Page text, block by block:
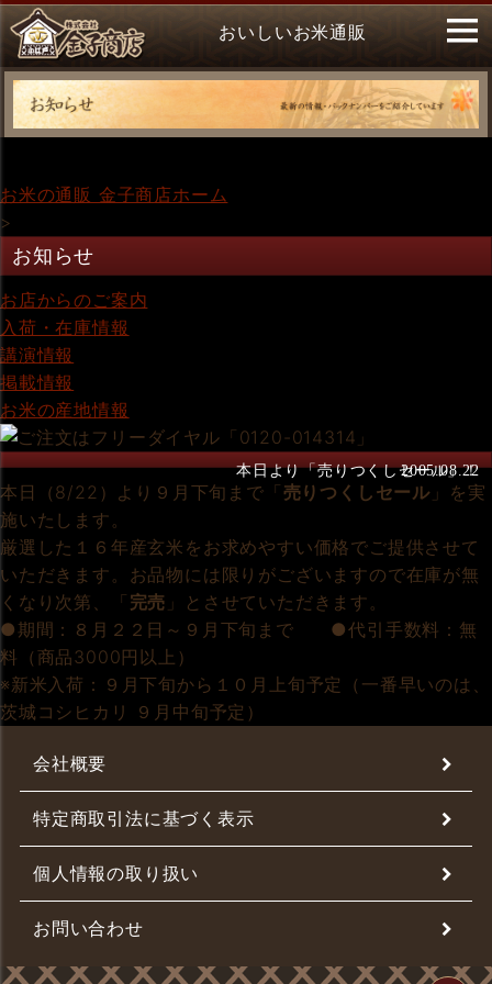
おいしいお米通販
お米の通販 金子商店ホーム
>
お知らせ
お店からのご案内
入荷・在庫情報
講演情報
掲載情報
お米の産地情報
本日より「売りつくしセール」！
2005.08.22
本日（8/22）より９月下旬まで「売りつくしセール 」を実
施いたします。
厳選した１６年産玄米をお求めやすい価格でご提供させて
いただきます。お品物には限りがございますので在庫が無
くなり次第、「 完売 」とさせていただきます。
●期間：８月２２日～９月下旬まで ●代引手数料：無
料（商品3000円以上）
※新米入荷：９月下旬から１０月上旬予定（一番早いのは、
茨城コシヒカリ ９月中旬予定）
会社概要
特定商取引法に基づく表示
個人情報の取り扱い
お問い合わせ